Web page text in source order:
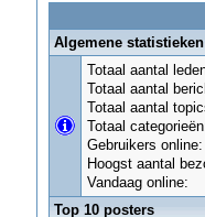
Algemene statistieken
Totaal aantal
Totaal aantal
Totaal aantal
Totaal
Gebruikers online:
Hoogst aantal
Vandaag online:
Top 10 posters